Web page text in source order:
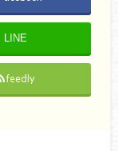
LINE
feedly